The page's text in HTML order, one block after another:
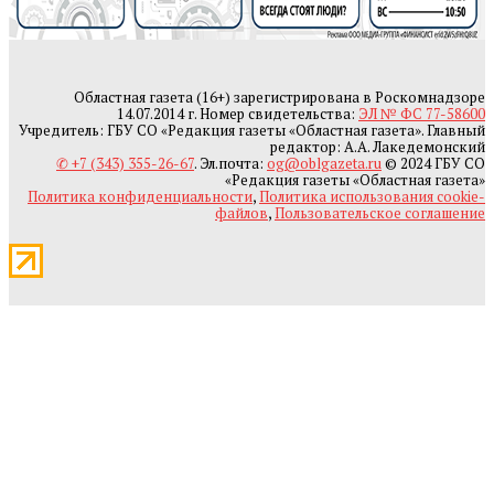
Областная газета (16+) зарегистрирована в Роскомнадзоре
14.07.2014 г. Номер свидетельства: ЭЛ № ФС 77-58600
Учредитель: ГБУ СО «Редакция газеты «Областная газета». Главный
редактор: А.А. Лакедемонский
✆ +7 (343) 355-26-67. Эл.почта: og@oblgazeta.ru© 2024 ГБУ СО
«Редакция газеты «Областная газета»
Политика конфиденциальности,Политика использования cookie-
файлов,Пользовательское соглашение